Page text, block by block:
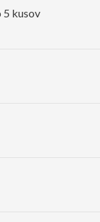
5 kusov